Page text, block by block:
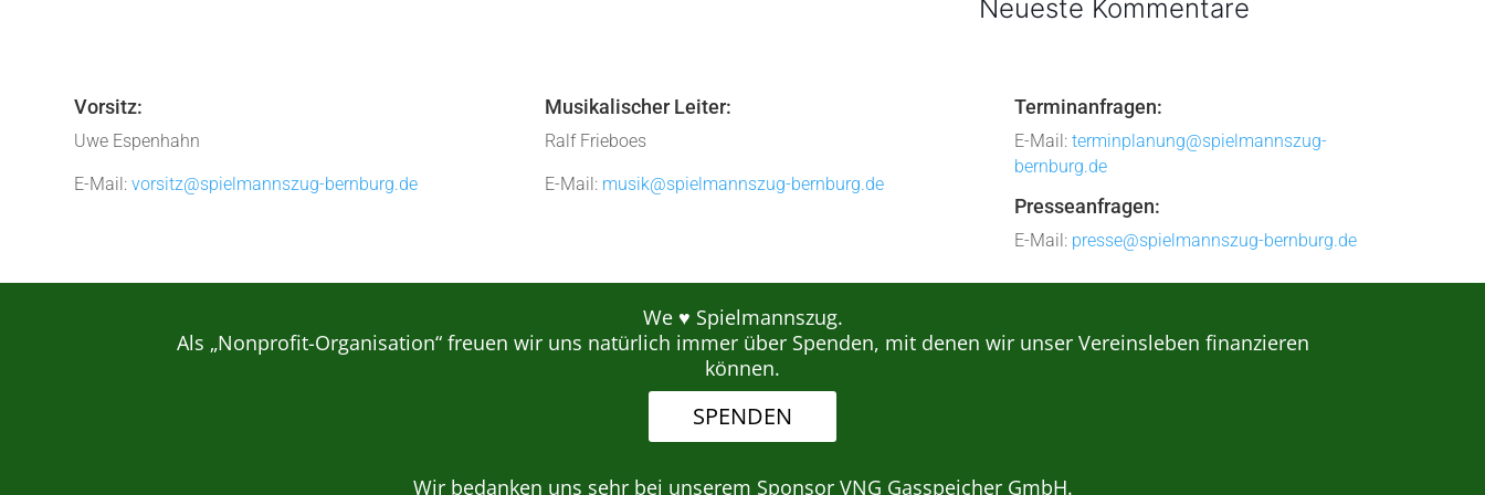
Neueste Kommentare
Vorsitz:
Uwe Espenhahn
E-Mail:vorsitz@spielmannszug-bernburg.de
Musikalischer Leiter:
Ralf Frieboes
E-Mail: musik@spielmannszug-bernburg.de
Terminanfragen:
E-Mail: terminplanung@spielmannszug-
bernburg.de
Presseanfragen:
E-Mail: presse@spielmannszug-bernburg.de
We ♥ Spielmannszug.
Als „Nonprofit-Organisation“ freuen wir uns natürlich immer über Spenden, mit denen wir unser Vereinsleben finanzieren
können.
SPENDEN
Wir bedanken uns sehr bei unserem Sponsor VNG Gasspeicher GmbH.